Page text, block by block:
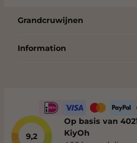
Grandcruwijnen
Information
9,2
Op basis van
KiyOh